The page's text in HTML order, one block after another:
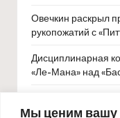
Мы ценим вашу
Овечкин раскрыл
рукопожатий с
Дисциплинарная
«Ле-Мана» над
благословением